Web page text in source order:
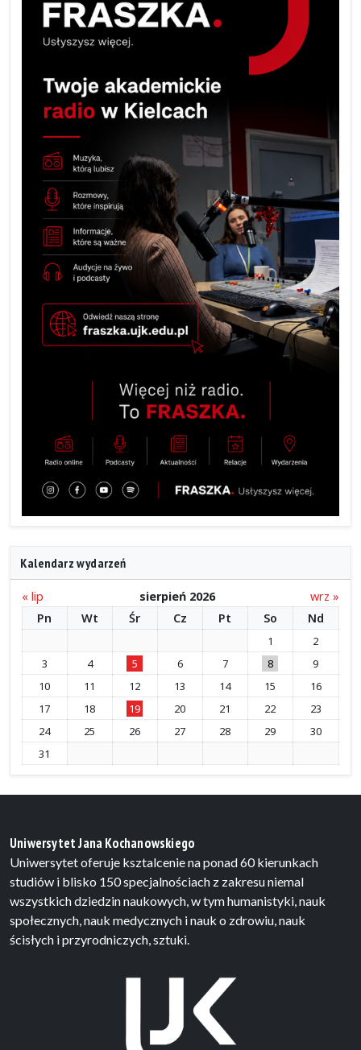
Kalendarz wydarzeń
« lip sierpień 2026
wrz »
Pn
Wt Śr Cz Pt So Nd
1
2
3
4 5 6 7 8
9
10
11 12 13 14 15
16
17
18 19 20 21 22
23
24
25 26 27 28 29
30
31
Uniwersytet Jana Kochanowskiego
Uniwersytet oferuje ksztalcenie na ponad 60 kierunkach
studiów i blisko 150 specjalnościach z zakresu niemal
wszystkich dziedzin naukowych, w tym humanistyki, nauk
społecznych, nauk medycznych i nauk o zdrowiu, nauk
ścisłych i przyrodniczych, sztuki.